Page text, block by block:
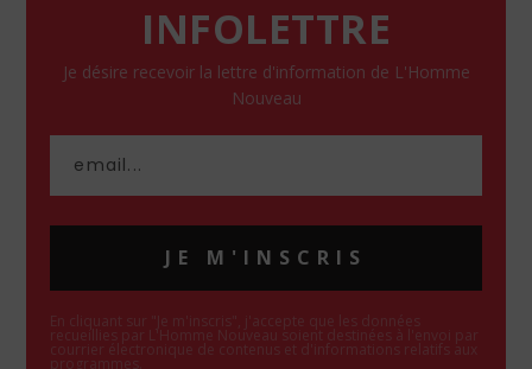
INFOLETTRE
Je désire recevoir la lettre d'information de L'Homme
Nouveau
JE M'INSCRIS
En cliquant sur "Je m'inscris", j'accepte que les données
recueillies par L'Homme Nouveau soient destinées à l'envoi par
courrier électronique de contenus et d'informations relatifs aux
programmes.